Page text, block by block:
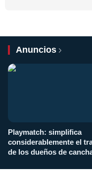
Anuncios
Playmatch: simplifica
considerablemente el
de los dueños de